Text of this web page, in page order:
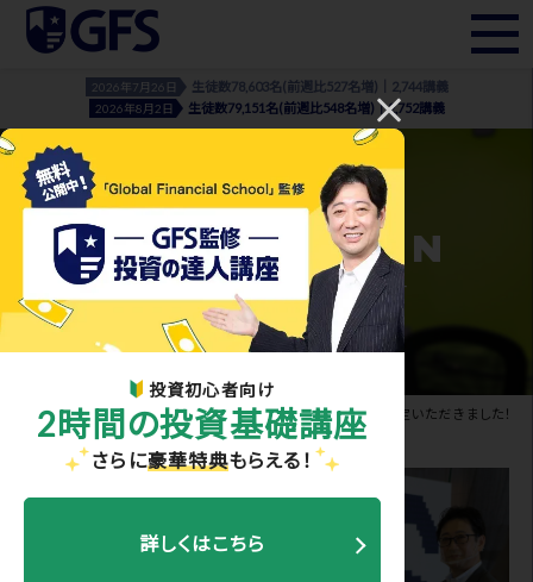
2026年7月26日 生徒数78,603名(前週比527名増)｜2,744講義
2026年8月2日 生徒数79,151名(前週比548名増)｜2,752講義
投資初心者向け
2時間の投資基礎講座
さらに豪華特典もらえる！
詳しくはこちら
INFORMATION
- お知らせ・メディア実績 -
ホーム>お知らせ・メディア実績> GFSが ギネス世界記録®認定いただきました！